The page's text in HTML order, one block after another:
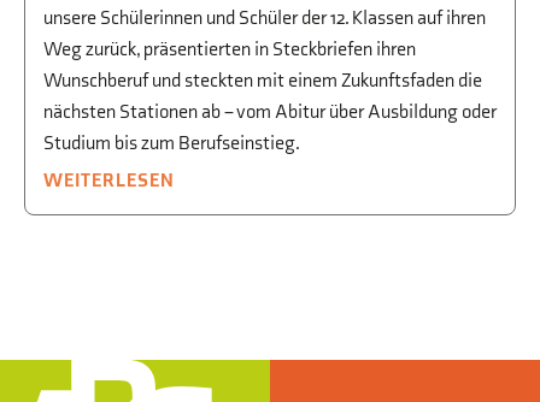
unsere Schülerinnen und Schüler der 12. Klassen auf ihren
Weg zurück, präsentierten in Steckbriefen ihren
Wunschberuf und steckten mit einem Zukunftsfaden die
nächsten Stationen ab – vom Abitur über Ausbildung oder
Studium bis zum Berufseinstieg.
WEITERLESEN